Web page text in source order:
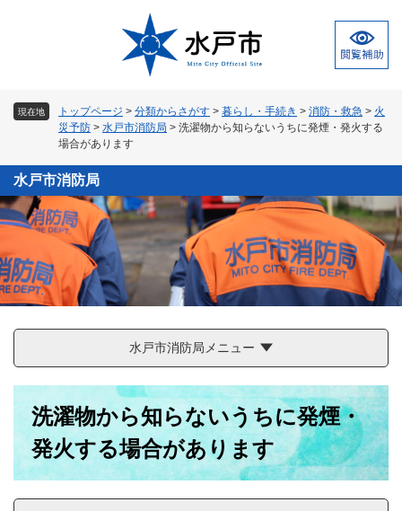
文
へ
現在地 トップページ > 分類からさがす > 暮らし・手続き > 消防・救急 > 火
災予防 > 水戸市消防局 > 洗濯物から知らないうちに発煙・発火する
場合があります
水戸市消防局
水戸市消防局メニュー
洗濯物から知らないうちに発煙・
発火する場合があります